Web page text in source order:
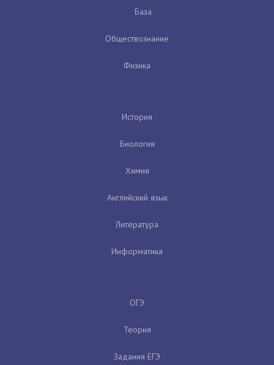
База
Обществознание
Физика
История
Биология
Химия
Английский язык
Литература
Информатика
ОГЭ
Теория
Задания ЕГЭ